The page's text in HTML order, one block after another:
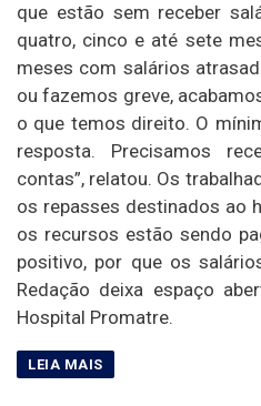
que estão sem receber
quatro, cinco e até sete
meses com salários
ou fazemos greve,
o que temos direito. O
resposta. Precisamos
contas”, relatou. Os
os repasses destinados ao
os recursos estão sendo
positivo, por que os
Redação deixa espaço
Hospital Promatre.